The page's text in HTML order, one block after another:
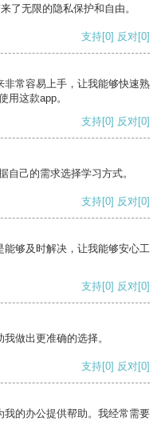
了无限的隐私保护和自由。
支持[0] 反对[0]
常容易上手，让我能够快速熟
用这款app。
支持[0] 反对[0]
自己的需求选择学习方式。
支持[0] 反对[0]
够及时解决，让我能够安心工
支持[0] 反对[0]
做出更准确的选择。
支持[0] 反对[0]
的办公提供帮助。我经常需要